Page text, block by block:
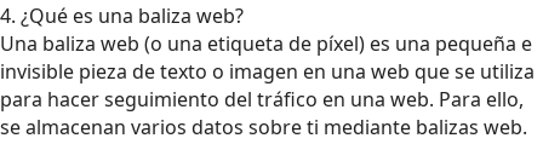
4. ¿Qué es una baliza web?
Una baliza web (o una etiqueta de píxel) es una pequeña e
invisible pieza de texto o imagen en una web que se utiliza
para hacer seguimiento del tráfico en una web. Para ello,
se almacenan varios datos sobre ti mediante balizas web.